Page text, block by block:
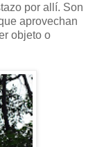
por allí. Son
aprovechan
objeto o